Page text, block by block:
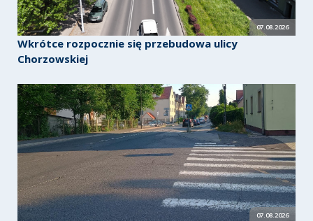
07.08.2026
Wkrótce rozpocznie się przebudowa ulicy
Chorzowskiej
07.08.2026